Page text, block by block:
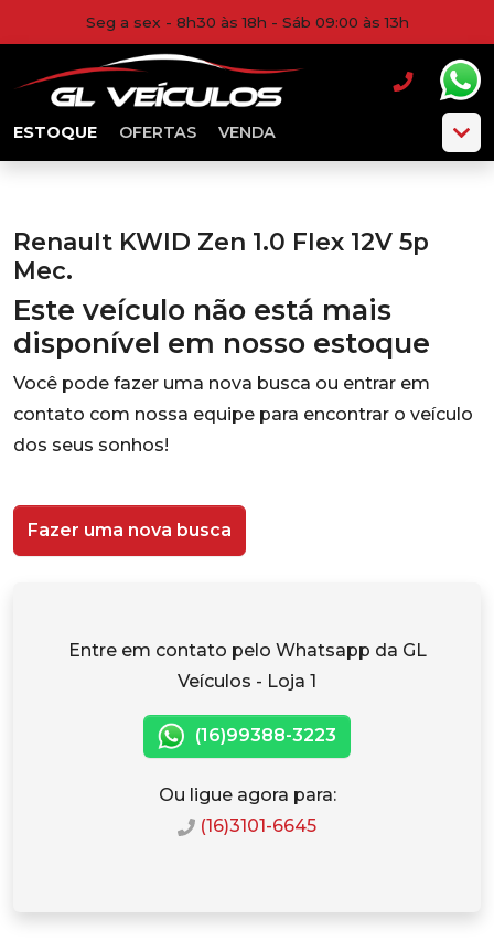
Seg a sex - 8h30 às 18h - Sáb 09:00 às 13h
ESTOQUE OFERTAS VENDA
Renault KWID Zen 1.0 Flex 12V 5p
Mec.
Este veículo não está mais
disponível em nosso estoque
Você pode fazer uma nova busca ou entrar em
contato com nossa equipe para encontrar o veículo
dos seus sonhos!
Fazer uma nova busca
Entre em contato pelo Whatsapp da GL
Veículos - Loja 1
(16)99388-3223
Ou ligue agora para:
(16)3101-6645